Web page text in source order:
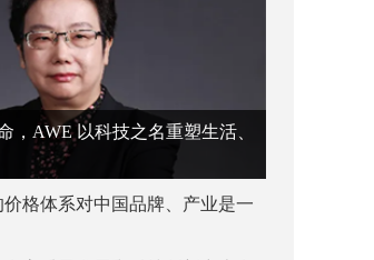
，AWE 以科技之名重塑生活、
格体系对中国品牌、产业是一